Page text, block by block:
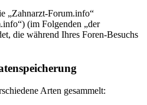
„Zahnarzt-Forum.info“
(im Folgenden „der
die während Ihres Foren-Besuchs
Arten gesammelt: